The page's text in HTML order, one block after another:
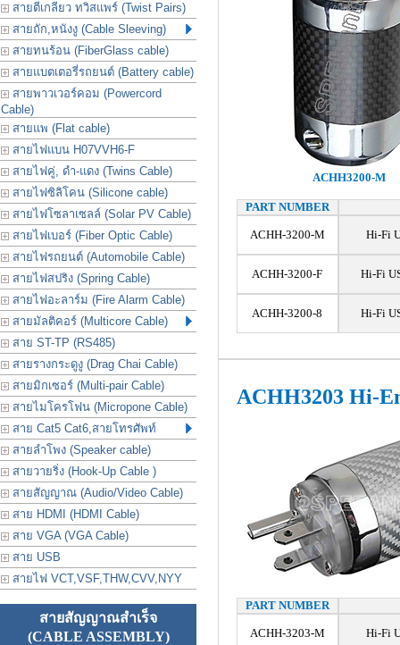
สายตีเกลียว ทวิสแพร์ (Twist Pairs)
สายถัก,หนังงู (Cable Sleeving)
สายทนร้อน (FiberGlass cable)
สายแบตเตอรี่รถยนต์ (Battery cable)
สายพาวเวอร์คอม (Powercord
Cable)
สายแพ (Flat cable)
สายไฟแบน H07VVH6-F
สายไฟคู่, ดำ-แดง (Twins Cable)
สายไฟซิลิโคน (Silicone cable)
สายไฟโซลาเซลล์ (Solar PV Cable)
สายไฟเบอร์ (Fiber Optic Cable)
สายไฟรถยนต์ (Automobile Cable)
สายไฟสปริง (Spring Cable)
สายไฟอะลาร์ม (Fire Alarm Cable)
สายมัลติคอร์ (Multicore Cable)
สาย ST-TP (RS485)
สายรางกระดูงู (Drag Chai Cable)
สายมิกเซอร์ (Multi-pair Cable)
สายไมโครโฟน (Micropone Cable)
สาย Cat5 Cat6,สายโทรศัพท์
สายลำโพง (Speaker cable)
สายวายริ่ง (Hook-Up Cable )
สายสัญญาณ (Audio/Video Cable)
สาย HDMI (HDMI Cable)
สาย VGA (VGA Cable)
สาย USB
สายไฟ VCT,VSF,THW,CVV,NYY
สายสัญญาณสำเร็จ
(CABLE ASSEMBLY)
ACHH3200-M
PART NUMBER
ACHH-3200-M Hi-Fi
ACHH-3200-F Hi-Fi
ACHH-3200-8 Hi-Fi
ACHH3203 Hi-
PART NUMBER
ACHH-3203-M Hi-Fi